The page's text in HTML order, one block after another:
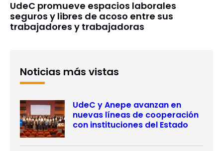
UdeC promueve espacios laborales
seguros y libres de acoso entre sus
trabajadores y trabajadoras
Noticias más vistas
UdeC y Anepe avanzan en
nuevas líneas de cooperación
con instituciones del Estado